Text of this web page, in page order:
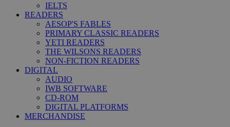
IELTS
READERS
AESOP'S FABLES
PRIMARY CLASSIC READERS
YETI READERS
THE WILSONS READERS
NON-FICTION READERS
DIGITAL
AUDIO
IWB SOFTWARE
CD-ROM
DIGITAL PLATFORMS
MERCHANDISE